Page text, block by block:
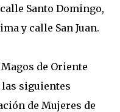
Santo Domingo,
y calle San Juan.
de Oriente
siguientes
de Mujeres de